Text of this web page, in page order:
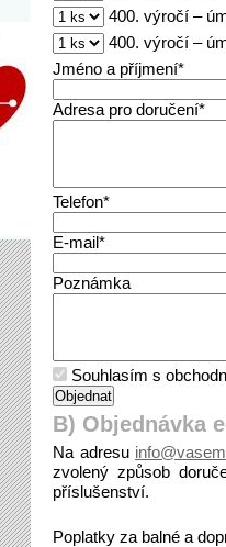
400. výročí –
400. výročí –
Jméno a příjmení*
Adresa pro doručení*
Telefon*
E-mail*
Poznámka
Souhlasím s
B) Objednávka
Na adresu
zvolený způsob
příslušenství.
Poplatky za balné a